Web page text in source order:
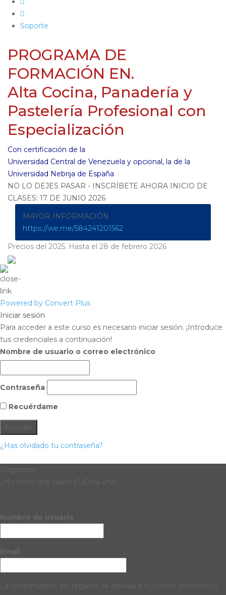
Soporte
PROGRAMA DE
FORMACIÓN EN.
Alta Cocina, Panadería y
Pastelería Profesional con
Especialización
Con certificación de la
Universidad Central de Venezuela y opcional, la de la
Universidad Nebrija de España
NO LO DEJES PASAR - INSCRÍBETE AHORA INICIO DE
CLASES: 17 DE JUNIO 2026
MAYOR INFORMACIÓN
https://we.me/584241201562
Precios del 2025. Hasta el 28 de febrero 2026
Powered by Convert Plus
Iniciar sesión
Para acceder a este curso es necesario iniciar sesión. ¡Introduce
tus credenciales a continuación!
Nombre de usuario o correo electrónico
Contraseña
Recuérdame
¿Has olvidado tu contraseña?
Regístrate
¿No tiene una cuenta? ¡Crea una!
Nombre de usuario
Email
La confirmación del registro se enviará a tu correo electrónico.